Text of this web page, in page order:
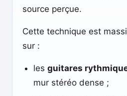
source perçue.
Cette technique est
sur :
les guitares
mur stéréo dense ;